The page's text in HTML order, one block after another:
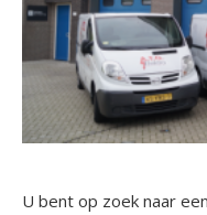
U bent op zoek naar